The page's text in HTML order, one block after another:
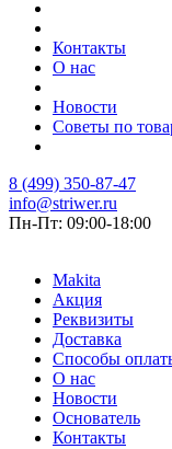
Контакты
О нас
Новости
Советы по
8 (499) 350-87-47
info@striwer.ru
Пн-Пт: 09:00-18:00
Makita
Акция
Реквизиты
Доставка
Способы
О нас
Новости
Основатель
Контакты